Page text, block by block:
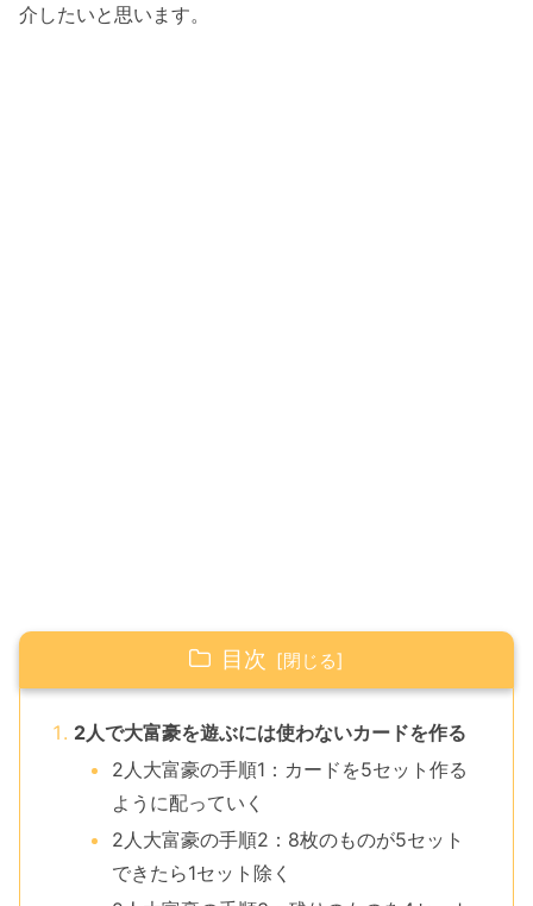
介したいと思います。
目次
2人で大富豪を遊ぶには使わないカードを作る
2人大富豪の手順1：カードを5セット作る
ように配っていく
2人大富豪の手順2：8枚のものが5セット
できたら1セット除く